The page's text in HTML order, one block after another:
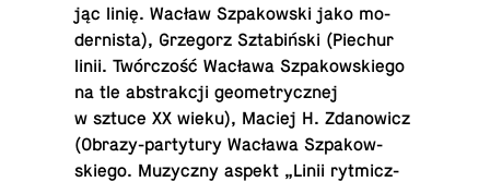
jąc linię. Wacław Szpa­kow­ski jako mo­
der­ni­sta), Grze­gorz Szta­biń­ski (Piechur
linii. Twór­czość Wacława Szpa­kow­skie­go
na tle abs­trak­cji geo­me­trycz­nej
w sztuce XX wieku), Maciej H. Zda­no­wicz
(Ob­ra­zy-par­ty­tu­ry Wacława Szpa­kow­
skie­go. Mu­zycz­ny aspekt „Linii ryt­micz­